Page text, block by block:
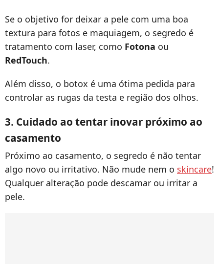
Se o objetivo for deixar a pele com uma boa
textura para fotos e maquiagem, o segredo é
tratamento com laser, como Fotona ou
RedTouch.
Além disso, o botox é uma ótima pedida para
controlar as rugas da testa e região dos olhos.
3. Cuidado ao tentar inovar próximo ao
casamento
Próximo ao casamento, o segredo é não tentar
algo novo ou irritativo. Não mude nem o skincare!
Qualquer alteração pode descamar ou irritar a
pele.